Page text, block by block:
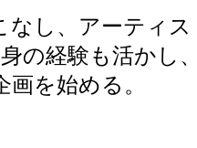
なし、アーティ
の経験も活かし
を始める。